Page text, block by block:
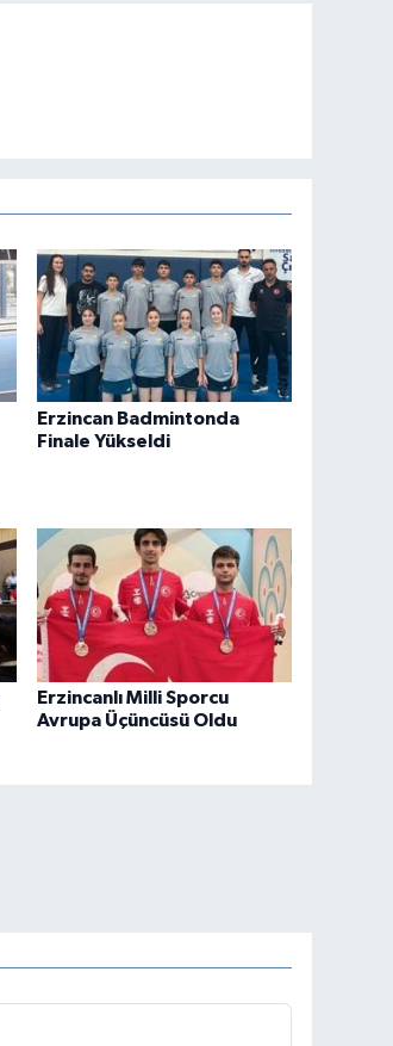
Erzincan Badmintonda
Finale Yükseldi
Erzincanlı Milli Sporcu
Avrupa Üçüncüsü Oldu